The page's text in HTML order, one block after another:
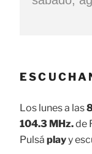
Los lunes a las
104.3 MHz.de
Pulsá playy